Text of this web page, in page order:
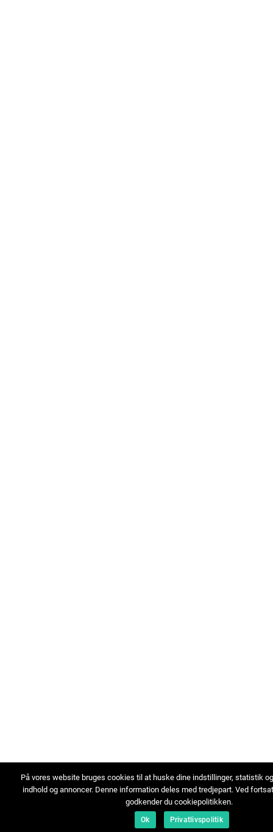
På vores website bruges cookies til at huske dine indstillinger, statistik
indhold og annoncer. Denne information deles med tredjepart. Ved
godkender du cookiepolitikken.
Ok Privatlivspolitik